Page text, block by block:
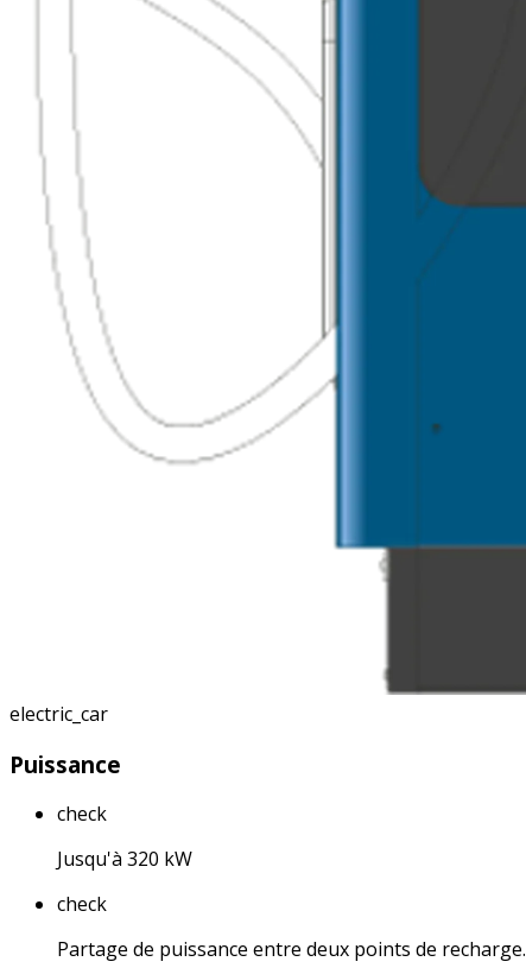
electric_car
Puissance
check
Jusqu'à 320 kW
check
Partage de puissance entre deux points de recharge.